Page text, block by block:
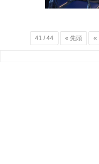
41 / 44 « 先頭 «